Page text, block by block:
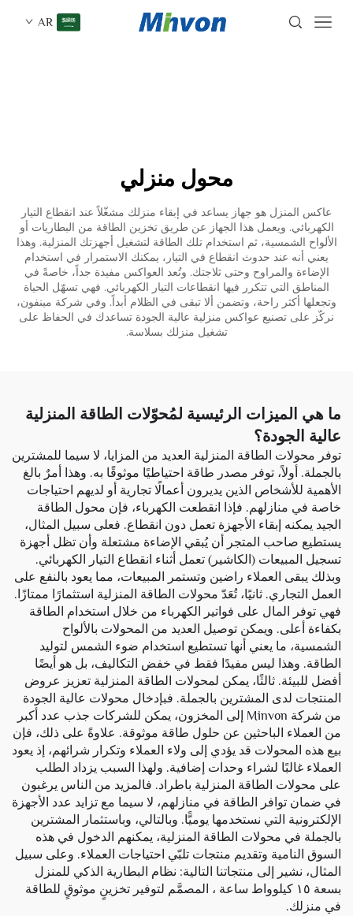
AR
محول منزلي
عاكس المنزل هو جهاز يساعد في إبقاء منزلك مشغّلاً عند انقطاع التيار
الكهربائي. ويعمل هذا الجهاز عن طريق تخزين الطاقة من البطاريات أو
الألواح الشمسية، ثم استخدام تلك الطاقة لتشغيل أجهزتك المنزلية. وهذا
يعني أنه عند حدوث انقطاع في التيار، يمكنك الاستمرار في استخدام
الإضاءة والمراوح وحتى ثلاجتك. وتُعد العواكس مفيدة جداً، خاصةً في
المناطق التي تتكرر فيها انقطاعات التيار الكهربائي. فهي تسهّل الحياة
وتجعلها أكثر راحة، وتضمن ألا تبقى في الظلام أبداً. وفي شركة مينفون،
نركّز على تصنيع عواكس منزلية عالية الجودة تساعدك في الحفاظ على
تشغيل منزلك بسلاسة.
ما هي الميزات الرئيسية لمُحوّلات الطاقة المنزلية
عالية الجودة؟
توفر محولات الطاقة المنزلية العديد من المزايا، لا سيما للمشترين
بالجملة. أولاً، توفر مصدر طاقة احتياطيًا موثوقًا به. وهذا أمرٌ بالغ
الأهمية للأشخاص الذين يديرون أعمالًا تجارية أو لديهم احتياجات
خاصة في منازلهم. فإذا انقطعت الكهرباء، فإن محول الطاقة
الجيد يمكنه إبقاء الأجهزة تعمل دون انقطاع. فعلى سبيل المثال،
يستطيع صاحب المتجر أن يُبقي الإضاءة مشتعلة وأن تظل أجهزة
تسجيل المبيعات (الكاشير) تعمل أثناء انقطاع التيار الكهربائي.
وبذلك يبقى العملاء راضين وتستمر المبيعات، مما يعود بالنفع على
العمل التجاري. ثانيًا، تُعَدّ محولات الطاقة المنزلية استثمارًا ممتازًا.
فهي توفر المال على فواتير الكهرباء من خلال استخدام الطاقة
بكفاءة أعلى. ويمكن توصيل العديد من المحولات بالألواح
الشمسية، ما يعني أنها تستطيع استخدام ضوء الشمس لتوليد
الطاقة. وهذا ليس مفيدًا فقط في خفض التكاليف، بل هو أيضًا
أفضل للبيئة. ثالثًا، يمكن لمحولات الطاقة المنزلية تعزيز عروض
المنتجات لدى المشترين بالجملة. فبإدخال محولات عالية الجودة
من شركة Minvon إلى المخزون، يمكن للشركات جذب عدد أكبر
من العملاء الباحثين عن حلول طاقة موثوقة. علاوةً على ذلك، فإن
بيع هذه المحولات قد يؤدي إلى ولاء العملاء وتكرار شرائهم، إذ يعود
العملاء غالبًا لشراء وحدات إضافية. ولهذا السبب يزداد الطلب
على محولات الطاقة المنزلية باطراد. فالمزيد من الناس يرغبون
في ضمان توافر الطاقة في منازلهم، لا سيما مع تزايد عدد الأجهزة
الإلكترونية التي نستخدمها يوميًّا. وبالتالي، وباستثمار المشترين
بالجملة في محولات الطاقة المنزلية، يمكنهم الدخول في هذه
السوق النامية وتقديم منتجات تلبّي احتياجات العملاء. وعلى سبيل
المثال، نشير إلى منتجاتنا التالية: نظام البطارية الذكي للمنزل
بسعة ١٥ كيلوواط ساعة
، المصمَّم لتوفير تخزينٍ موثوقٍ للطاقة
في منزلك.